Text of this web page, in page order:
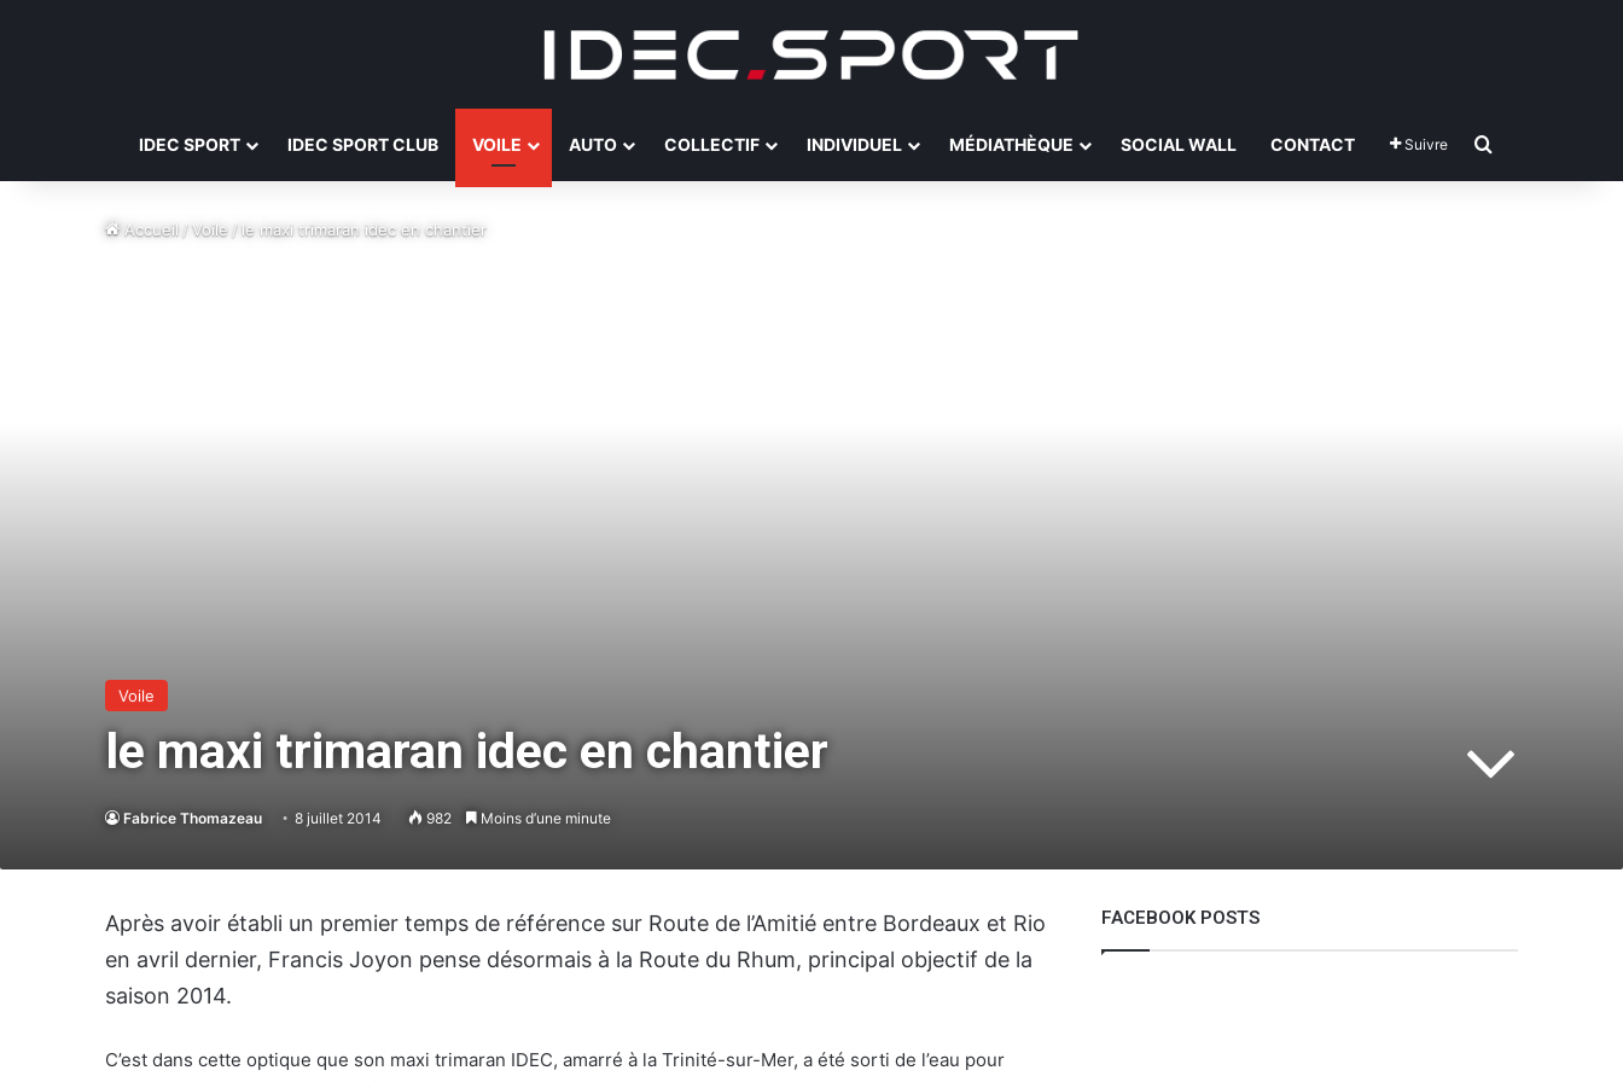
IDEC SPORT IDEC SPORT CLUB VOILE AUTO COLLECTIF INDIVIDUEL MÉDIATHÈQUE SOCIAL WALL CONTACT Suivre
Accueil /Voile/le maxi trimaran idec en chantier
Voile
le maxi trimaran idec en chantier
Fabrice Thomazeau 8 juillet 2014 982 Moins d’une minute
Après avoir établi un premier temps de référence sur Route de l’Amitié entre Bordeaux et Rio
en avril dernier, Francis Joyon pense désormais à la Route du Rhum, principal objectif de la
saison 2014.
C’est dans cette optique que son maxi trimaran IDEC, amarré à la Trinité-sur-Mer, a été sorti de l’eau pour
THE FAMOUS PROJECT CIC – Et si on
FACEBOOK POSTS